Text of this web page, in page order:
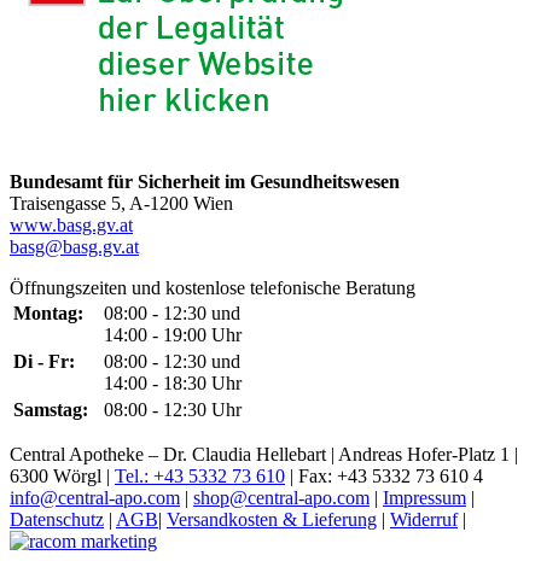
Bundesamt für Sicherheit im Gesundheitswesen
Traisengasse 5, A-1200 Wien
www.basg.gv.at
basg@basg.gv.at
Öffnungszeiten und kostenlose telefonische Beratung
Montag:
08:00 - 12:30 und
14:00 - 19:00 Uhr
Di - Fr:
08:00 - 12:30 und
14:00 - 18:30 Uhr
Samstag:
08:00 - 12:30 Uhr
Central Apotheke – Dr. Claudia Hellebart | Andreas Hofer-Platz 1 |
6300 Wörgl | Tel.: +43 5332 73 610 | Fax: +43 5332 73 610 4
info@central-apo.com | shop@central-apo.com | Impressum |
Datenschutz | AGB| Versandkosten & Lieferung | Widerruf|